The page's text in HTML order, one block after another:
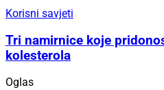
Korisni savjeti
Tri namirnice koje
kolesterola
Oglas